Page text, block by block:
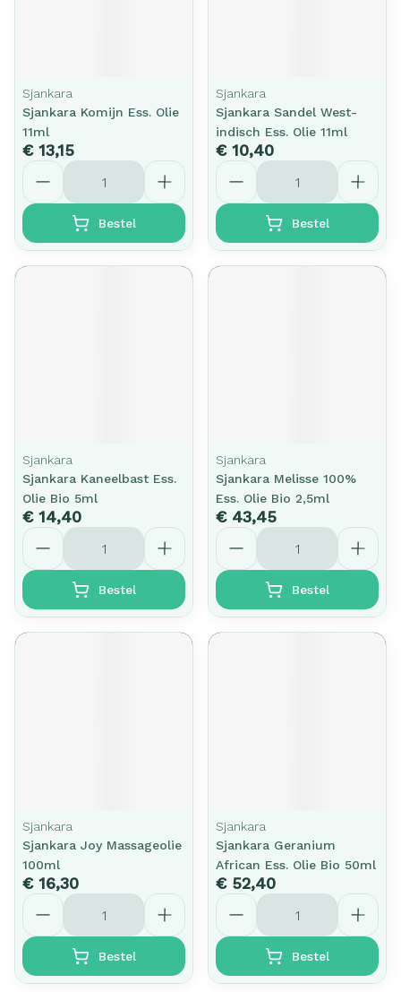
Sjankara
Sjankara Komijn Ess. Olie
11ml
€ 13,15
Aantal
Bestel
Sjankara
Sjankara Sandel West-
indisch Ess. Olie 11ml
€ 10,40
Aantal
Bestel
Sjankara
Sjankara Kaneelbast Ess.
Olie Bio 5ml
€ 14,40
Aantal
Bestel
Sjankara
Sjankara Melisse 100%
Ess. Olie Bio 2,5ml
€ 43,45
Aantal
Bestel
Sjankara
Sjankara Joy Massageolie
100ml
€ 16,30
Aantal
Bestel
Sjankara
Sjankara Geranium
African Ess. Olie Bio 50ml
€ 52,40
Aantal
Bestel